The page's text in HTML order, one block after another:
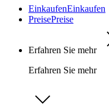
EinkaufenEinkaufen
PreisePreise
Erfahren Sie mehr
Erfahren Sie mehr